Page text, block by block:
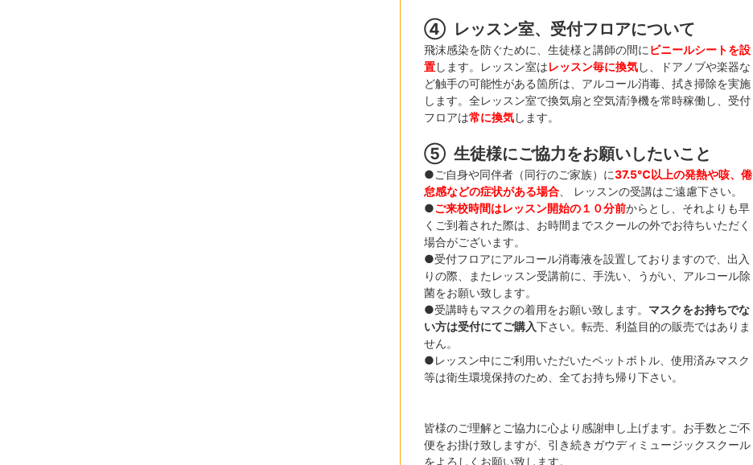
④ レッスン室、受付フロアについて
飛沫感染を防ぐために、生徒様と講師の間に ビニールシートを設
置します。レッスン室はレッスン毎に換気し、ドアノブや楽器な
ど触手の可能性がある箇所は、アルコール消毒、拭き掃除を実施
します。全レッスン室で換気扇と空気清浄機を常時稼働し、受付
フロアは常に換気します。
⑤ 生徒様にご協力をお願いしたいこと
●ご自身や同伴者（同行のご家族）に37.5℃以上の発熱や咳、 倦
怠感などの症状がある場合 、 レッスンの受講はご遠慮下さい。
●ご来校時間はレッスン開始の１０分前からとし、それよりも早
くご到着された際は、お時間までスクールの外でお待ちいただく
場合がございます。
●受付フロアにアルコール消毒液を設置しておりますので、出入
りの際、またレッスン受講前に、手洗い、うがい、アルコール除
菌をお願い致します。
●受講時もマスクの着用をお願い致します。 マスクをお持ちでな
い方は受付にてご購入下さい。転売、利益目的の販売ではありま
せん。
●レッスン中にご利用いただいたペットボトル、使用済みマスク
等は衛生環境保持のため、全てお持ち帰り下さい。
皆様のご理解とご協力に心より感謝申し上げます。お手数とご不
便をお掛け致しますが、引き続きガウディミュージックスクール
をよろしくお願い致します。